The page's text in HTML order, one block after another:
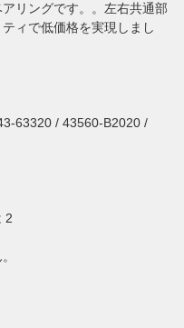
リングです。。左右共通部
ィで低価格を実現しまし
63320 / 43560-B2020 /
2